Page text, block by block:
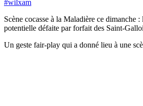
#wilxam
Scène cocasse à la Maladière ce
potentielle défaite par forfait des Saint-
Un geste fair-play qui a donné lieu à une